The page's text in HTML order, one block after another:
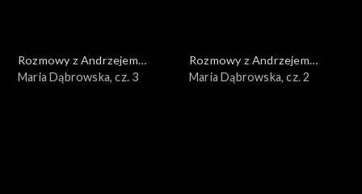
Rozmowy z Andrzejem
Doboszem
Maria Dąbrowska, cz. 3
Rozmowy z Andrzejem
Doboszem
Maria Dąbrowska, cz. 2